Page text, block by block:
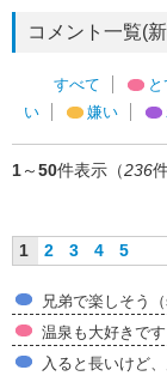
コメント一覧(
すべて
い
嫌い
1～50件表示（236
1 2 3 4 5
兄弟で楽しそう（
温泉も大好きです
入ると長いけど